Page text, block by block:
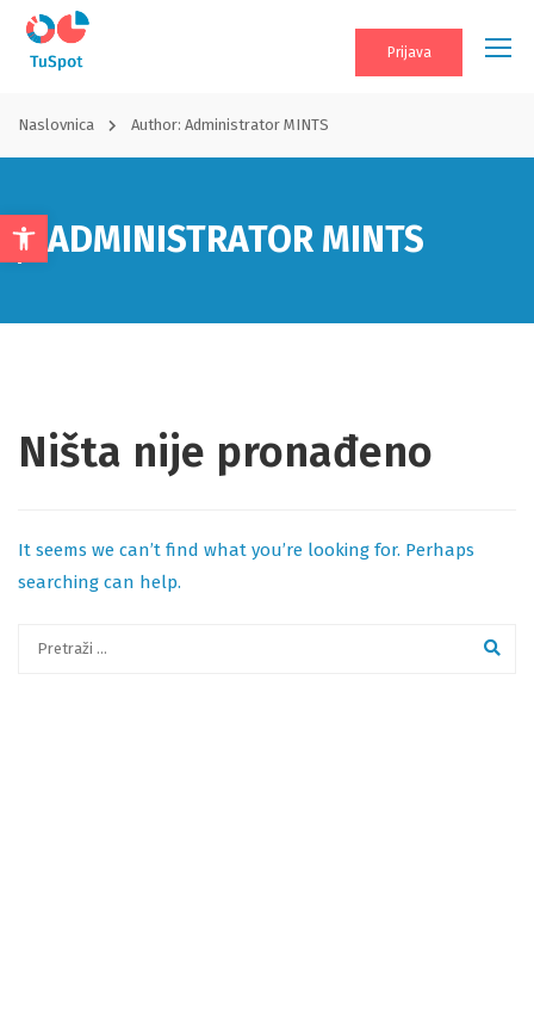
Open
Prijava
Naslovnica Author: Administrator MINTS
ADMINISTRATOR MINTS
Ništa nije pronađeno
It seems we can’t find what you’re looking for. Perhaps
searching can help.